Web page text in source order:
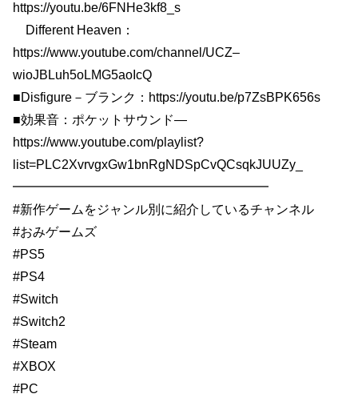
https://youtu.be/6FNHe3kf8_s
Different Heaven：
https://www.youtube.com/channel/UCZ–
wioJBLuh5oLMG5aoIcQ
■Disfigure－ブランク：https://youtu.be/p7ZsBPK656s
■効果音：ポケットサウンド—
https://www.youtube.com/playlist?
list=PLC2XvrvgxGw1bnRgNDSpCvQCsqkJUUZy_
━━━━━━━━━━━━━━━━━━━━
#新作ゲームをジャンル別に紹介しているチャンネル
#おみゲームズ
#PS5
#PS4
#Switch
#Switch2
#Steam
#XBOX
#PC